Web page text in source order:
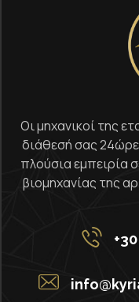
Οι μηχανικοί της
διάθεσή σας
πλούσια εμπειρία
βιομηχανίας της